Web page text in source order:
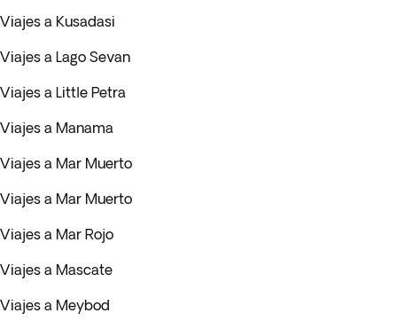
Viajes a Kusadasi
Viajes a Lago Sevan
Viajes a Little Petra
Viajes a Manama
Viajes a Mar Muerto
Viajes a Mar Muerto
Viajes a Mar Rojo
Viajes a Mascate
Viajes a Meybod